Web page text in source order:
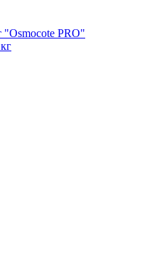
"Osmocote PRO"